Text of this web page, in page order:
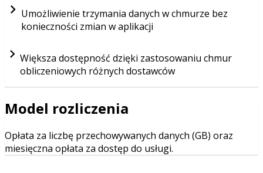
Umożliwienie trzymania danych w chmurze bez
konieczności zmian w aplikacji
Większa dostępność dzięki zastosowaniu chmur
obliczeniowych różnych dostawców
Model rozliczenia
Opłata za liczbę przechowywanych danych (GB) oraz
miesięczna opłata za dostęp do usługi.